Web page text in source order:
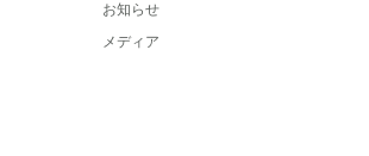
お知らせ
メディア